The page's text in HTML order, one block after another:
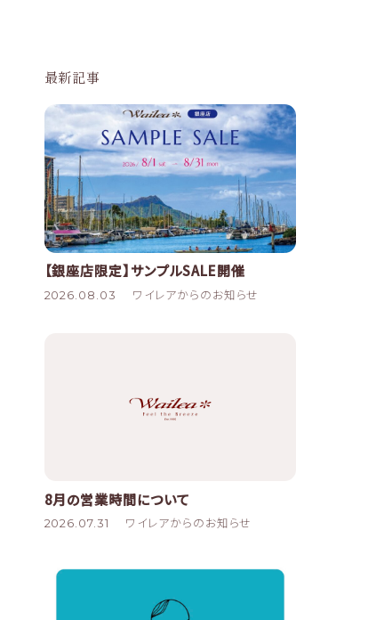
最新記事
【銀座店限定】サンプルSALE開催
2026.08.03 ワイレアからのお知らせ
8月の営業時間について
2026.07.31 ワイレアからのお知らせ